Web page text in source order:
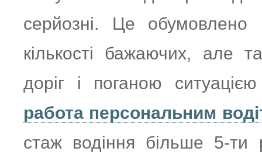
серйозні. Це обумовлено
кількості бажаючих, але
доріг і поганою
работа персональним
стаж водіння більше 5-ти